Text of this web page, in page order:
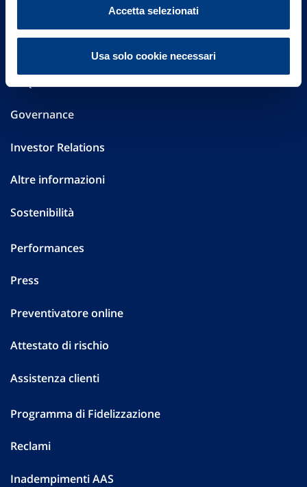
Accetta selezionati
Usa solo cookie necessari
Via Ignazio Gardella, 2
20149 Milano
Governance
Investor Relations
Altre informazioni
Sostenibilità
Performances
Press
Preventivatore online
Attestato di rischio
Assistenza clienti
Programma di Fidelizzazione
Reclami
Inadempimenti AAS